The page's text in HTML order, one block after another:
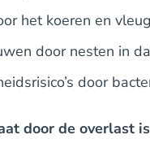
het koeren en
door nesten in
door
door de overlast